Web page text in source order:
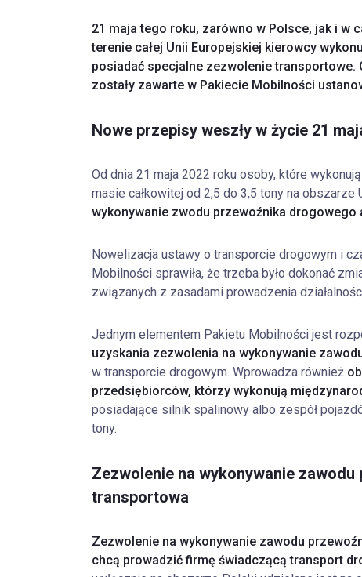
21 maja tego roku, zarówno w Polsce, jak i w
terenie całej Unii Europejskiej kierowcy
posiadać specjalne zezwolenie
zostały zawarte w Pakiecie Mobilności
Nowe przepisy weszły w życie 21
Od dnia 21 maja 2022 roku osoby, które
masie całkowitej od 2,5 do 3,5 tony na obszarze
wykonywanie zwodu przewoźnika
Nowelizacja ustawy o transporcie drogowym i
Mobilności sprawiła, że trzeba było dokonać
związanych z zasadami prowadzenia
Jednym elementem Pakietu Mobilności jest
uzyskania zezwolenia na wykonywanie
w transporcie drogowym. Wprowadza również
przedsiębiorców, którzy wykonują
posiadające silnik spalinowy albo zespół
tony.
Zezwolenie na wykonywanie
transportowa
Zezwolenie na wykonywanie zawodu
chcą prowadzić firmę świadczącą transport